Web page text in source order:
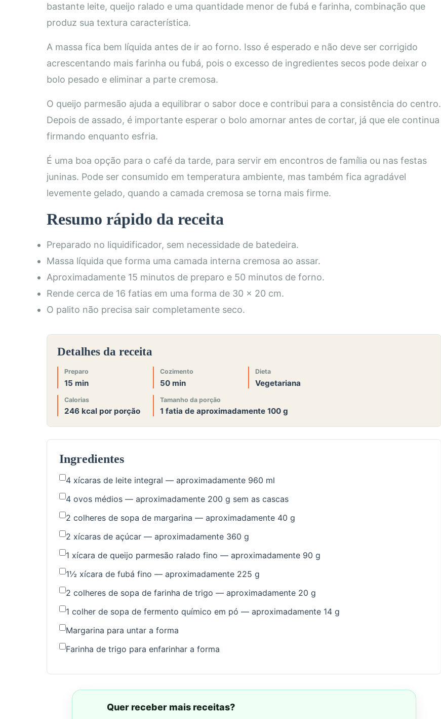
bastante leite, queijo ralado e uma quantidade menor de fubá e farinha, combinação que
produz sua textura característica.
A massa fica bem líquida antes de ir ao forno. Isso é esperado e não deve ser corrigido
acrescentando mais farinha ou fubá, pois o excesso de ingredientes secos pode deixar o
bolo pesado e eliminar a parte cremosa.
O queijo parmesão ajuda a equilibrar o sabor doce e contribui para a consistência do centro.
Depois de assado, é importante esperar o bolo amornar antes de cortar, já que ele continua
firmando enquanto esfria.
É uma boa opção para o café da tarde, para servir em encontros de família ou nas festas
juninas. Pode ser consumido em temperatura ambiente, mas também fica agradável
levemente gelado, quando a camada cremosa se torna mais firme.
Resumo rápido da receita
Preparado no liquidificador, sem necessidade de batedeira.
Massa líquida que forma uma camada interna cremosa ao assar.
Aproximadamente 15 minutos de preparo e 50 minutos de forno.
Rende cerca de 16 fatias em uma forma de 30 x 20 cm.
O palito não precisa sair completamente seco.
Detalhes da receita
Preparo
15 min
Cozimento
50 min
Dieta
Vegetariana
Calorias
246 kcal por porção
Tamanho da porção
1 fatia de aproximadamente 100 g
Ingredientes
4 xícaras de leite integral — aproximadamente 960 ml
4 ovos médios — aproximadamente 200 g sem as cascas
2 colheres de sopa de margarina — aproximadamente 40 g
2 xícaras de açúcar — aproximadamente 360 g
1 xícara de queijo parmesão ralado fino — aproximadamente 90 g
1½ xícara de fubá fino — aproximadamente 225 g
2 colheres de sopa de farinha de trigo — aproximadamente 20 g
1 colher de sopa de fermento químico em pó — aproximadamente 14 g
Margarina para untar a forma
Farinha de trigo para enfarinhar a forma
Quer receber mais receitas?